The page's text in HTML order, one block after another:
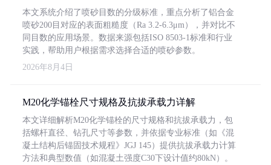
本文系统介绍了喷砂目数的分级标准，重点分析了铝合金
喷砂200目对应的表面粗糙度（Ra 3.2-6.3μm），并对比不
同目数的应用场景。数据来源包括ISO 8503-1标准和行业
实践，帮助用户根据需求选择合适的喷砂参数。
2026年8月4日
M20化学锚栓尺寸规格及抗拔承载力详解
本文详细解析M20化学锚栓的尺寸规格和抗拔承载力，包
括螺杆直径、钻孔尺寸等参数，并依据专业标准（如《混
凝土结构后锚固技术规程》JGJ 145）提供抗拔承载力计算
方法和典型数值（如混凝土强度C30下设计值约80kN）。